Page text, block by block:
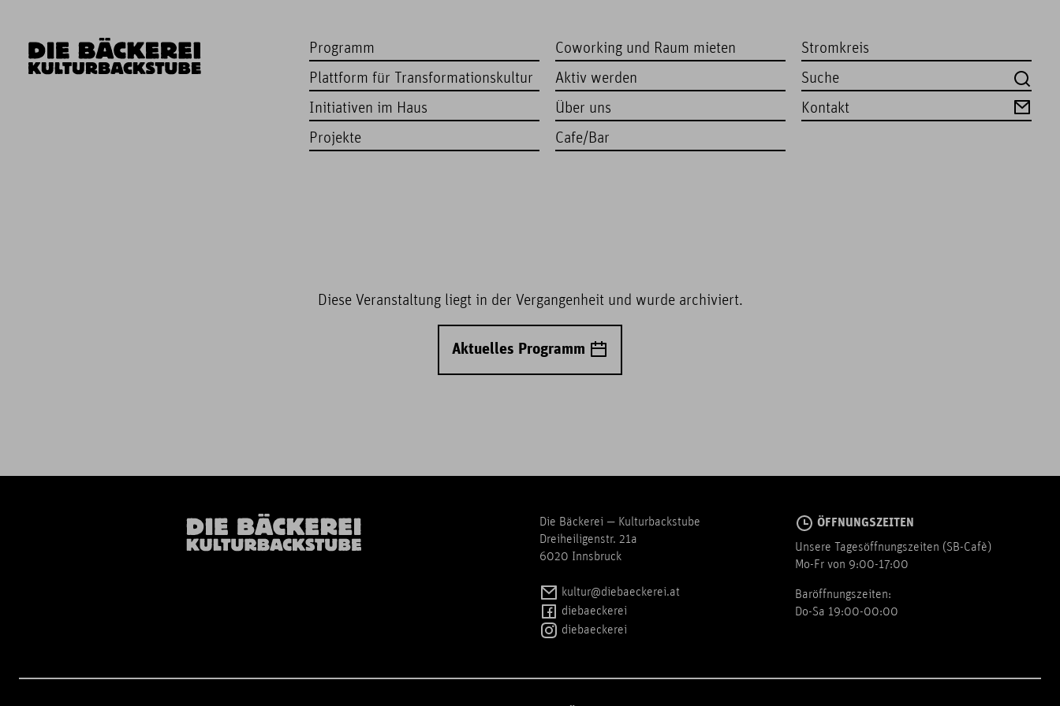
Programm
Plattform für Transformationskultur
Initiativen im Haus
Projekte
Coworking und Raum mieten
Aktiv werden
Über uns
Cafe/Bar
Stromkreis
Kontakt
Diese Veranstaltung liegt in der Vergangenheit und wurde archiviert.
Aktuelles Programm
Die Bäckerei — Kulturbackstube
Dreiheiligenstr. 21a
6020 Innsbruck
kultur@diebaeckerei.at
diebaeckerei
diebaeckerei
ÖFFNUNGSZEITEN
Unsere Tagesöffnungszeiten (SB-Cafè)
Mo-Fr von 9:00-17:00
Baröffnungszeiten:
Do-Sa 19:00-00:00